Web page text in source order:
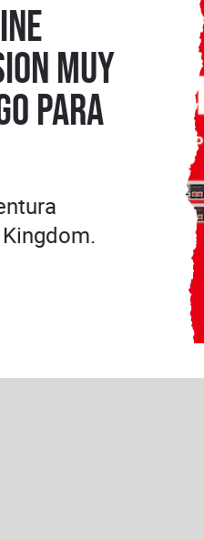
muy
para